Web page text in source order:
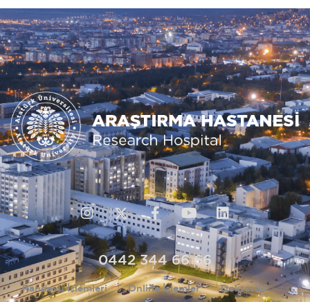
0442 344 66 66
Randevu İşlemleri Online İşlemler Doktorlar